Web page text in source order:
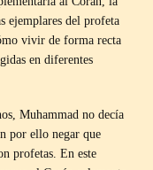
ejemplares del profeta
vivir de forma recta
en diferentes
Muhammad no decía
por ello negar que
profetas. En este